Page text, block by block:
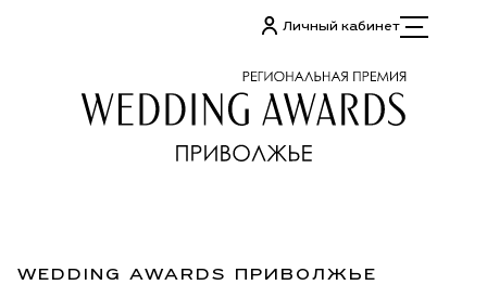
Личный кабинет
WEDDING AWARDS ПРИВОЛЖЬЕ